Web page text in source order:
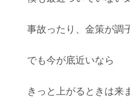
事故ったり、金策が調
でも今が底近いなら
きっと上がるときは来